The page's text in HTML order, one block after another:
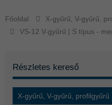
Főoldal X-gyűrű, V-gyűrű,
VS-12 V-gyűrű | S típus -
Részletes kereső
X-gyűrű, V-gyűrű, profilgyűrű